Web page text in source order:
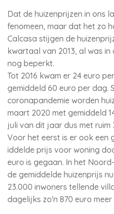
Dat de huizenprijzen in ons
fenomeen, maar dat het zo
Calcasa stijgen de
kwartaal van 2013, al was
nog beperkt.
Tot 2016 kwam er 24 euro
gemiddeld 60 euro per dag.
coronapandemie worden
maart 2020 met gemiddeld
juli van dit jaar dus met ruim
Voor het eerst is er ook een
iddelde prijs voor woning
euro is gegaan. In het
de gemiddelde huizenprijs
23.000 inwoners tellende
dagelijks zo'n 870 euro meer